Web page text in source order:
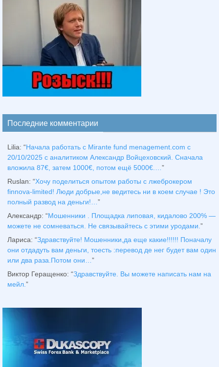
Последние комментарии
Lilia: “Начала работать с Mirante fund menagement.com с
20/10/2025 с аналитиком Александр Войцеховский. Сначала
вложила 87€, затем 1000€, потом ещё 5000€.… ”
Ruslan: “Хочу поделиться опытом работы с лжеброкером
finnova-limited! Люди добрые,не ведитесь ни в коем случае ! Это
полный развод на деньги!… ”
Александр: “Мошенники . Площадка липовая, кидалово 200% —
можете не сомневаться. Не связывайтесь с этими уродами. ”
Лариса: “Здравствуйтe! Мошенники,да еще какие!!!!!! Поначалу
они отдадуть вам деньги, тоесть :перевод де нег будет вам один
или два раза.Потом они… ”
Виктор Геращенко: “Здравствуйте. Вы можете написать нам на
мейл. ”